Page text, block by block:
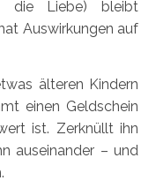
die Liebe) bleibt
Auswirkungen auf
älteren Kindern
einen Geldschein
ist. Zerknüllt ihn
auseinander – und